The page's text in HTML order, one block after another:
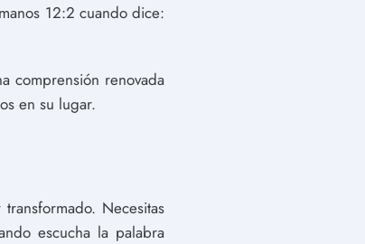
12:2 cuando dice:
comprensión renovada
en su lugar.
Necesitas
escucha la palabra